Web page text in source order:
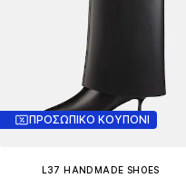
ΠΡΟΣΩΠΙΚΟ ΚΟΥΠΟΝΙ
L37 HANDMADE SHOES